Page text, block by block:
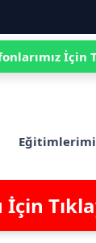
İçin